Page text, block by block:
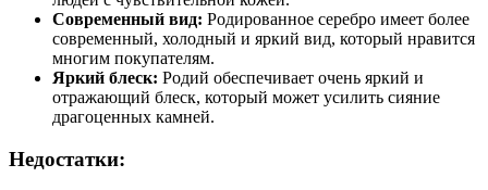
Современный вид: Родированное серебро имеет более
современный, холодный и яркий вид, который нравится
многим покупателям.
Яркий блеск: Родий обеспечивает очень яркий и
отражающий блеск, который может усилить сияние
драгоценных камней.
Недостатки: